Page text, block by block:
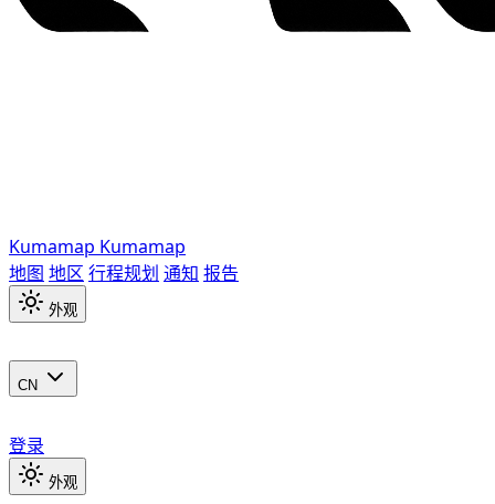
Kumamap Kumamap
地图 地区 行程规划 通知 报告
外观
CN
登录
外观